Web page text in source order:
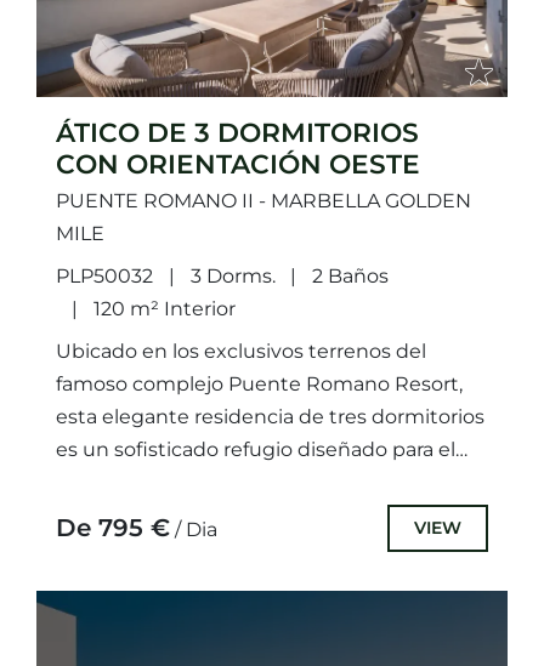
ÁTICO DE 3 DORMITORIOS
CON ORIENTACIÓN OESTE
PUENTE ROMANO II - MARBELLA GOLDEN
MILE
PLP50032
3 Dorms.
2 Baños
120 m² Interior
Ubicado en los exclusivos terrenos del
famoso complejo Puente Romano Resort,
esta elegante residencia de tres dormitorios
es un sofisticado refugio diseñado para el
De 795 € / Dia VIEW